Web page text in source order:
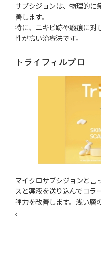
サブシジョンは、物理的に
善します。
特に、ニキビ跡や瘢痕に対
性が高い治療法です。
トライフィルプロ
マイクロサブシジョンと言
スと薬液を送り込んでコラ
弾力を改善します。浅い層
。